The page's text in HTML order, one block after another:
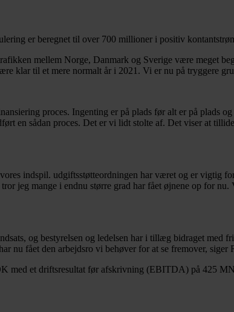
er beregnet til over 700 millioner i positiv
mellem Norge, Danmark og Sverige være meget
klar til et mere normalt år i 2021. Vi er nu på tryggere
proces. Ingenting er på plads før alt er på plads
en sådan proces. Det er vi lidt stolte af. Det viser at
indspil. udgiftsstøtteordningen har været og er vigtig
jeg mange i endnu større grad har fået øjnene op for
og bestyrelsen og ledelsen har i tillæg bidraget
nu fået den arbejdsro vi behøver for at se fremover,
med et driftsresultat før afskrivning (EBITDA) på 425